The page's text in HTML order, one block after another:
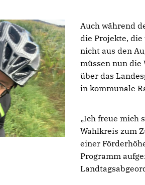
Auch während
die Projekte,
nicht aus den
müssen nun die
über das
in kommunale
Ich freue mich
Wahlkreis zum
einer
Programm